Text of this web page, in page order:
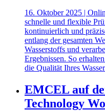
16. Oktober 2025 |
schnelle und flexible
kontinuierlich und
entlang der gesamten
Wasserstoffs und
Ergebnissen. So
die Qualität Ihres
EMCEL auf
Technology